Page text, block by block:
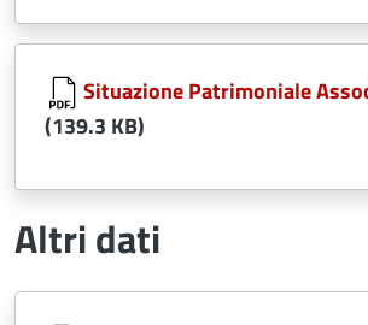
Document
Situazione Patrimoniale
(139.3 KB)
Altri dati
Document